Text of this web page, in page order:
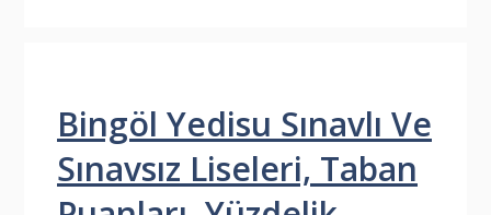
Bingöl Yedisu Sınavlı Ve
Sınavsız Liseleri, Taban